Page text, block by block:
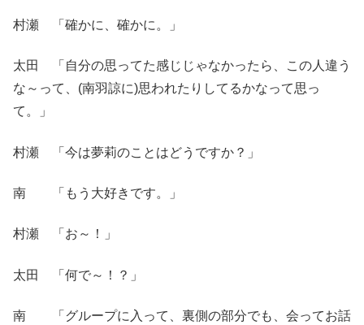
村瀬 「確かに、確かに。」
太田 「自分の思ってた感じじゃなかったら、この人違う
な～って、(南羽諒に)思われたりしてるかなって思っ
て。」
村瀬 「今は夢莉のことはどうですか？」
南 「もう大好きです。」
村瀬 「お～！」
太田 「何で～！？」
南 「グループに入って、裏側の部分でも、会ってお話